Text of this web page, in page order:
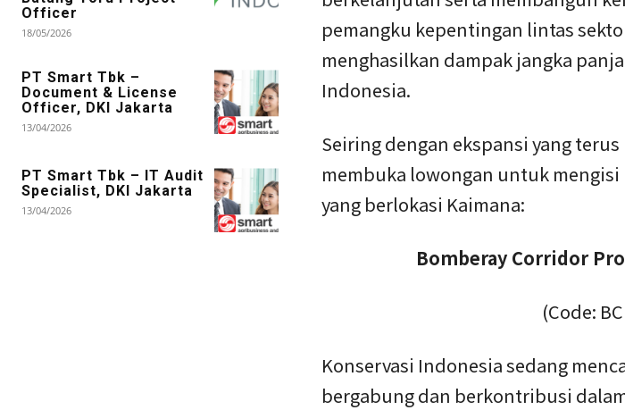
Officer
18/05/2026
PT Smart Tbk –
Document & License
Officer, DKI Jakarta
13/04/2026
PT Smart Tbk – IT Audit
Specialist, DKI Jakarta
13/04/2026
pemangku kepentingan lintas
menghasilkan dampak jangka
Indonesia.
Seiring dengan ekspansi yang
membuka lowongan untuk
yang berlokasi Kaimana:
Bomberay Corridor
(Code:
Konservasi Indonesia sedang
bergabung dan berkontribusi